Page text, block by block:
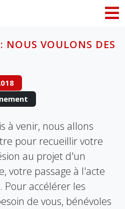
NOUS VOULONS DES
à venir, nous allons
pour recueillir votre
au projet d'un
votre passage à l'acte
Pour accélérer les
de vous, bénévoles